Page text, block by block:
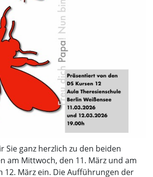
Sie ganz herzlich zu den beiden
am Mittwoch, den 11. März und am
12. März ein. Die Aufführungen der